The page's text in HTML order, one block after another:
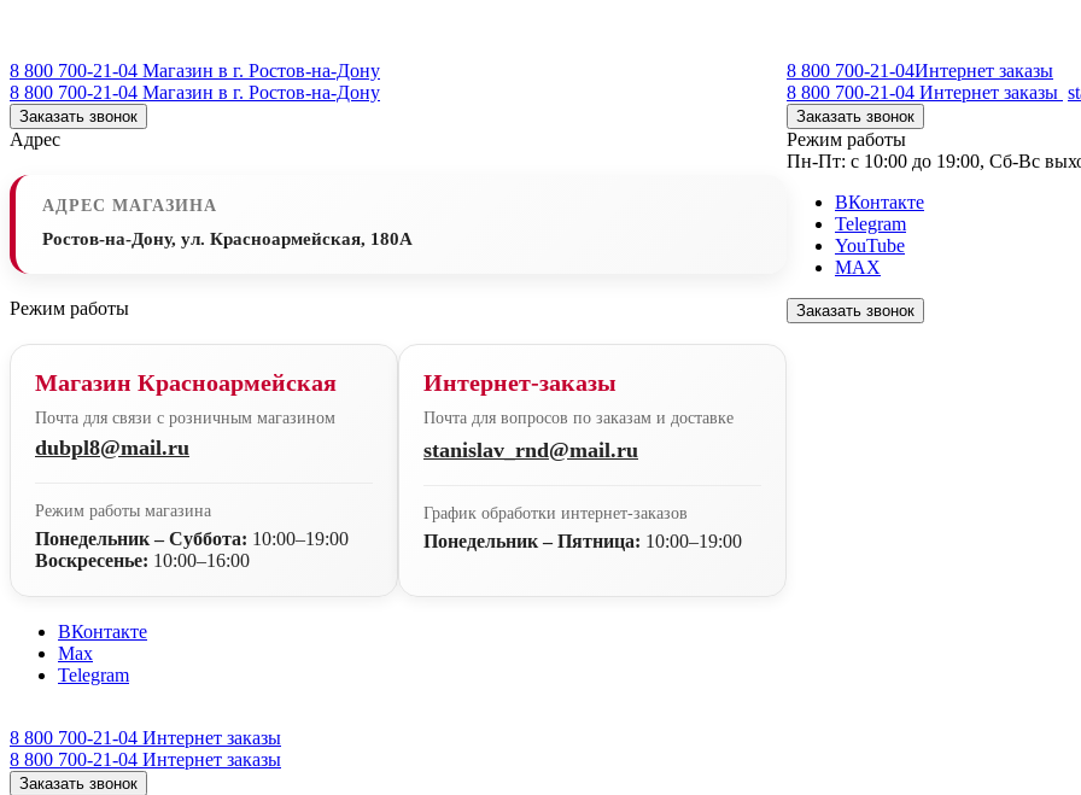
8 800 700-21-04 Магазин в г. Ростов-на-Дону
8 800 700-21-04 Магазин в г. Ростов-на-Дону
Заказать звонок
Адрес
АДРЕС МАГАЗИНА
Ростов-на-Дону, ул. Красноармейская, 180А
Режим работы
Магазин Красноармейская
Почта для связи с розничным магазином
dubpl8@mail.ru
Режим работы магазина
Понедельник – Суббота: 10:00–19:00
Воскресенье: 10:00–16:00
Интернет-заказы
Почта для вопросов по заказам и доставке
stanislav_rnd@mail.ru
График обработки интернет-заказов
Понедельник – Пятница: 10:00–19:00
ВКонтакте
Max
Telegram
8 800 700-21-04 Интернет заказы
8 800 700-21-04 Интернет заказы
Заказать звонок
8 800 700-21-04Интернет заказы
8 800 700-21-04 Интернет заказы
Заказать звонок
Режим работы
Пн-Пт: с 10:00 до 19:00, Сб-Вс
ВКонтакте
Telegram
YouTube
MAX
Заказать звонок